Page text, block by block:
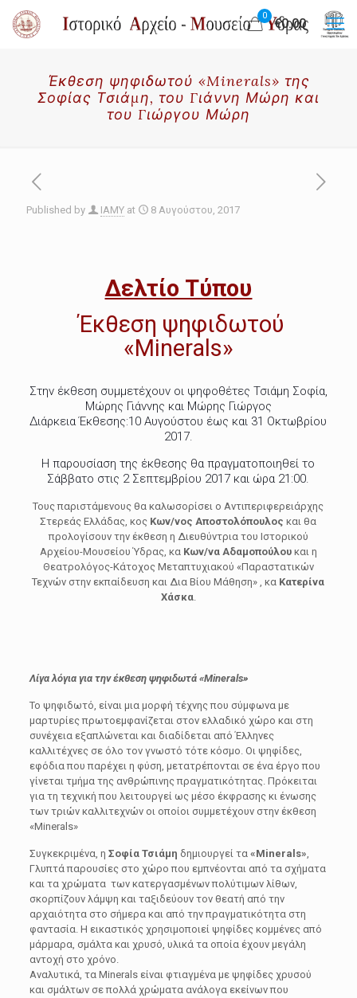
0
€0.00
Έκθεση ψηφιδωτού «Minerals» της
Σοφίας Τσιάμη, του Γιάννη Μώρη και
του Γιώργου Μώρη
Published by IAMY at 8 Αυγούστου, 2017
Δελτίο Τύπου
Έκθεση ψηφιδωτού
«Minerals»
Στην έκθεση συμμετέχουν οι ψηφοθέτες Τσιάμη Σοφία,
Μώρης Γιάννης και Μώρης Γιώργος
Διάρκεια Έκθεσης:10 Αυγούστου έως και 31 Οκτωβρίου
2017.
Η παρουσίαση της έκθεσης θα πραγματοποιηθεί το
Σάββατο στις 2 Σεπτεμβρίου 2017 και ώρα 21:00.
Τους παριστάμενους θα καλωσορίσει ο Αντιπεριφερειάρχης
Στερεάς Ελλάδας, κος Κων/νος Αποστολόπουλος και θα
προλογίσουν την έκθεση η Διευθύντρια του Ιστορικού
Αρχείου-Μουσείου Ύδρας, καΚων/να Αδαμοπούλουκαι η
Θεατρολόγος-Κάτοχος Μεταπτυχιακού «Παραστατικών
Τεχνών στην εκπαίδευση και Δια Βίου Μάθηση» , κα Κατερίνα
Χάσκα.
Λίγα λόγια για την έκθεση ψηφιδωτά «Minerals»
Το ψηφιδωτό, είναι μια μορφή τέχνης που σύμφωνα με
μαρτυρίες πρωτοεμφανίζεται στον ελλαδικό χώρο και στη
συνέχεια εξαπλώνεται και διαδίδεται από Έλληνες
καλλιτέχνες σε όλο τον γνωστό τότε κόσμο. Οι ψηφίδες,
εφόδια που παρέχει η φύση, μετατρέπονται σε ένα έργο που
γίνεται τμήμα της ανθρώπινης πραγματικότητας. Πρόκειται
για τη τεχνική που λειτουργεί ως μέσο έκφρασης κι ένωσης
των τριών καλλιτεχνών οι οποίοι συμμετέχουν στην έκθεση
«Μinerals»
Συγκεκριμένα, η Σοφία Τσιάμη δημιουργεί τα «Μinerals»,
Γλυπτά παρουσίες στο χώρο που εμπνέονται από τα σχήματα
και τα χρώματα των κατεργασμένων πολύτιμων λίθων,
σκορπίζουν λάμψη και ταξιδεύουν τον θεατή από την
αρχαιότητα στο σήμερα και από την πραγματικότητα στη
φαντασία. Η εικαστικός χρησιμοποιεί ψηφίδες κομμένες από
μάρμαρα, σμάλτα και χρυσό, υλικά τα οποία έχουν μεγάλη
αντοχή στο χρόνο.
Αναλυτικά, τα Μinerals είναι φτιαγμένα με ψηφίδες χρυσού
και σμάλτων σε πολλά χρώματα ανάλογα εκείνων που